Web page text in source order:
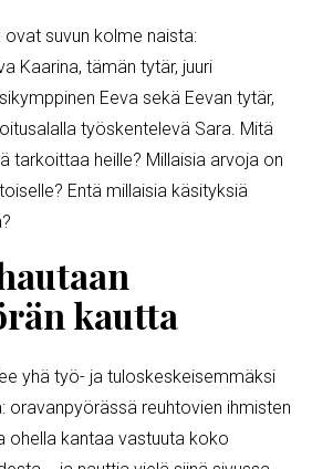
suvun kolme naista:
Kaarina, tämän tytär, juuri
Eeva sekä Eevan tytär,
työskentelevä Sara. Mitä
tarkoittaa heille? Millaisia arvoja on
Entä millaisia käsityksiä
kautta
yhä työ- ja tuloskeskeisemmäksi
oravanpyörässä reuhtovien ihmisten
ohella kantaa vastuuta koko